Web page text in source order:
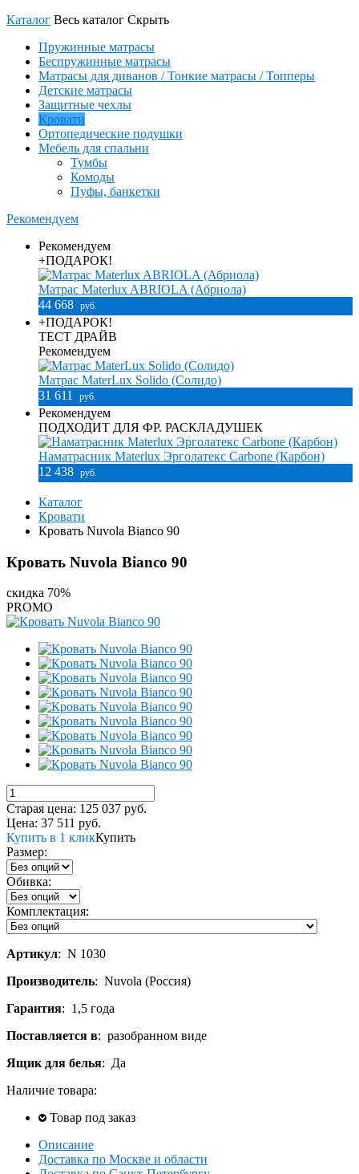
Каталог Весь каталог Скрыть
Пружинные матрасы
Беспружинные матрасы
Матрасы для диванов / Тонкие матрасы / Топперы
Детские матрасы
Защитные чехлы
Кровати
Ортопедические подушки
Мебель для спальни
Тумбы
Комоды
Пуфы, банкетки
Рекомендуем
Рекомендуем
+ПОДАРОК!
Матрас Materlux ABRIOLA (Абриола)
44 668 руб.
+ПОДАРОК!
ТЕСТ ДРАЙВ
Рекомендуем
Матрас MaterLux Solido (Солидо)
31 611
руб.
Рекомендуем
ПОДХОДИТ ДЛЯ ФР. РАСКЛАДУШЕК
Наматрасник Materlux Эрголатекс Carbone (Карбон)
12 438 руб.
Каталог
Кровати
Кровать Nuvola Bianco 90
Кровать Nuvola Bianco 90
скидка 70%
PROMO
Старая цена: 125 037 руб.
Цена: 37 511 руб.
Купить в 1 кликКупить
Размер:
Обивка:
Комплектация:
Артикул: N 1030
Производитель: Nuvola (Россия)
Гарантия: 1,5 года
Поставляется в: разобранном виде
Ящик для белья: Да
Наличие товара:
Товар под заказ
Описание
Доставка по Москве и области